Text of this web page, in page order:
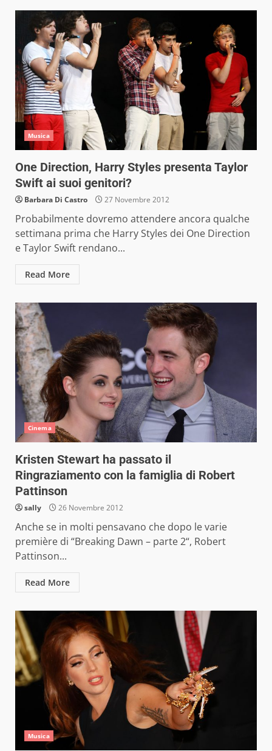
Musica
One Direction, Harry Styles presenta Taylor
Swift ai suoi genitori?
Barbara Di Castro 27 Novembre 2012
Probabilmente dovremo attendere ancora qualche
settimana prima che Harry Styles dei One Direction
e Taylor Swift rendano...
Read More
Cinema
Kristen Stewart ha passato il
Ringraziamento con la famiglia di Robert
Pattinson
sally 26 Novembre 2012
Anche se in molti pensavano che dopo le varie
première di “Breaking Dawn – parte 2“, Robert
Pattinson...
Read More
Musica